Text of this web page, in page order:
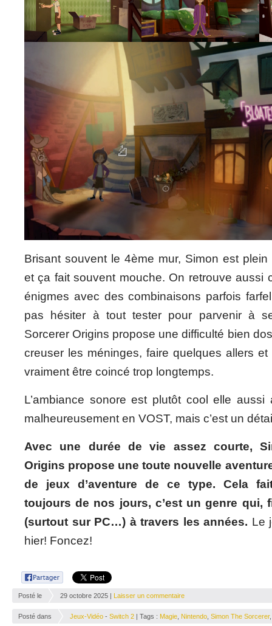
Brisant souvent le 4ème mur, Simon est plein
et ça fait souvent mouche. On retrouve aussi
énigmes avec des combinaisons parfois
pas hésiter à tout tester pour parvenir à
Sorcerer Origins propose une difficulté bien
creuser les méninges, faire quelques allers
vraiment être coincé trop longtemps.
L’ambiance sonore est plutôt cool elle
malheureusement en VOST, mais c’est un
Avec une durée de vie assez courte,
Origins propose une toute nouvelle
de jeux d’aventure de ce type. Cela
toujours de nos jours, c’est un genre qui,
(surtout sur PC…) à travers les années. Le
hier! Foncez!
Posté le 29 octobre 2025 | Laisser un commentaire
Posté dans Jeux-Vidéo - Switch 2 | Tags : Magie Nintendo Simon The Sorcerer